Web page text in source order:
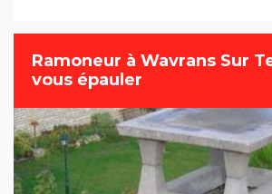
Ramoneur à Wavrans Sur
vous épauler